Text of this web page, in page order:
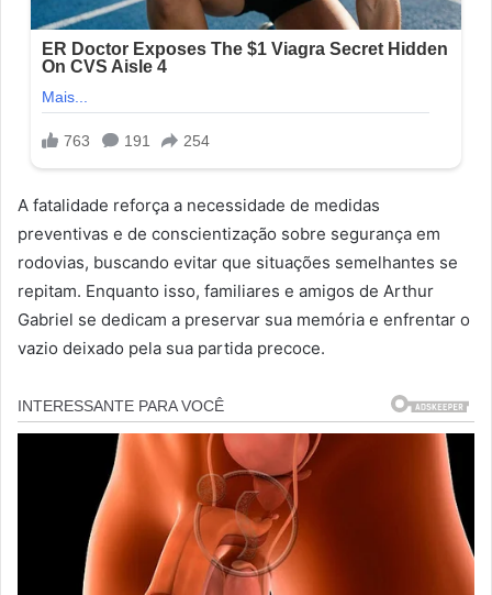
A fatalidade reforça a necessidade de medidas
preventivas e de conscientização sobre segurança em
rodovias, buscando evitar que situações semelhantes se
repitam. Enquanto isso, familiares e amigos de Arthur
Gabriel se dedicam a preservar sua memória e enfrentar o
vazio deixado pela sua partida precoce.